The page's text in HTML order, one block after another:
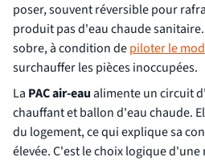
poser, souvent réversible pour
produit pas d'eau chaude
sobre, à condition depiloter le
surchauffer les pièces inoccupées.
La PAC air-eau alimente un circuit
chauffant et ballon d'eau chaude.
du logement, ce qui explique sa
élevée. C'est le choix logique d'une